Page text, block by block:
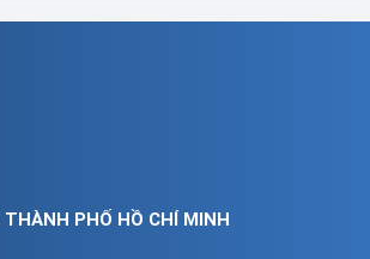
THÀNH PHỐ HỒ CHÍ MINH